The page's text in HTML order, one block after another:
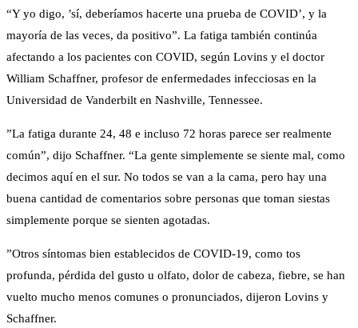
“Y yo digo, ’sí, deberíamos hacerte una prueba de COVID’, y la
mayoría de las veces, da positivo”. La fatiga también continúa
afectando a los pacientes con COVID, según Lovins y el doctor
William Schaffner, profesor de enfermedades infecciosas en la
Universidad de Vanderbilt en Nashville, Tennessee.
”La fatiga durante 24, 48 e incluso 72 horas parece ser realmente
común”, dijo Schaffner. “La gente simplemente se siente mal, como
decimos aquí en el sur. No todos se van a la cama, pero hay una
buena cantidad de comentarios sobre personas que toman siestas
simplemente porque se sienten agotadas.
”Otros síntomas bien establecidos de COVID-19, como tos
profunda, pérdida del gusto u olfato, dolor de cabeza, fiebre, se han
vuelto mucho menos comunes o pronunciados, dijeron Lovins y
Schaffner.